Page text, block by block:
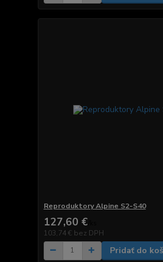
Reproduktory Alpine S2-S40
127,60 €
103,74 € bez DPH
Pridať do